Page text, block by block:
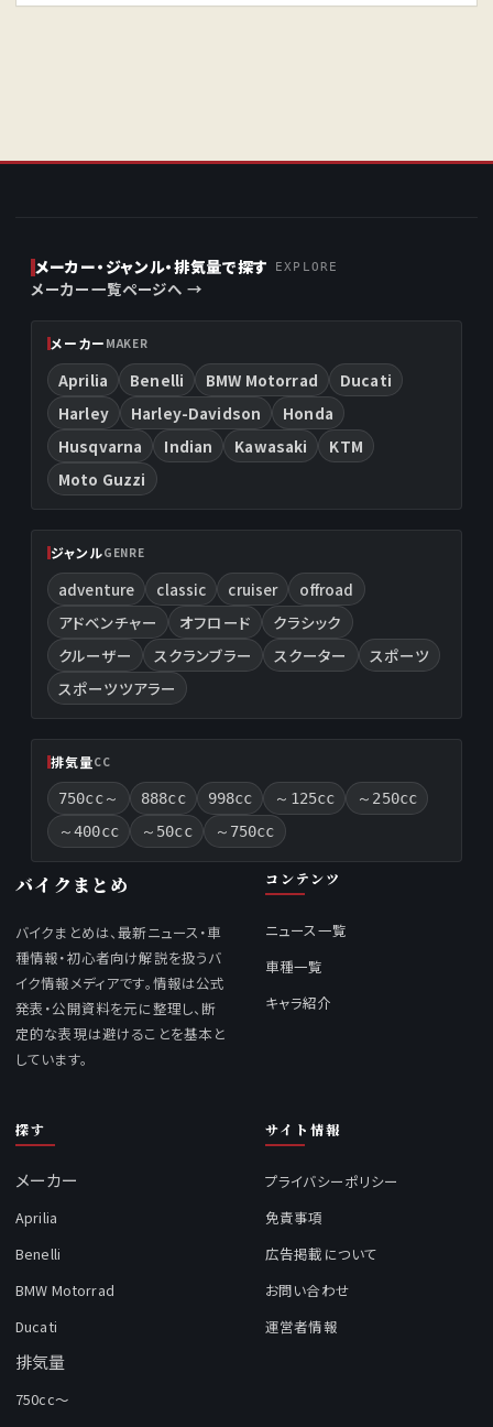
メーカー・ジャンル・排気量で探す EXPLORE
メーカー一覧ページへ →
メーカー MAKER
Aprilia Benelli BMW Motorrad
Ducati
Harley
Harley-Davidson
Honda
Husqvarna
Indian Kawasaki
KTM
Moto Guzzi
ジャンルGENRE
adventure classic cruiser
offroad
アドベンチャー
オフロード
クラシック
クルーザー
スクランブラー スクーター
スポーツ
スポーツツアラー
排気量CC
750cc～ 888cc 998cc ～125cc
～250cc
～400cc
～50cc ～750cc
バイクまとめ
バイクまとめは、最新ニュース・車
種情報・初心者向け解説を扱うバ
イク情報メディアです。情報は公式
発表・公開資料を元に整理し、断
定的な表現は避けることを基本と
しています。
コンテンツ
ニュース一覧
車種一覧
キャラ紹介
探す
メーカー
Aprilia
Benelli
BMW Motorrad
Ducati
排気量
750cc～
サイト情報
プライバシーポリシー
免責事項
広告掲載について
お問い合わせ
運営者情報